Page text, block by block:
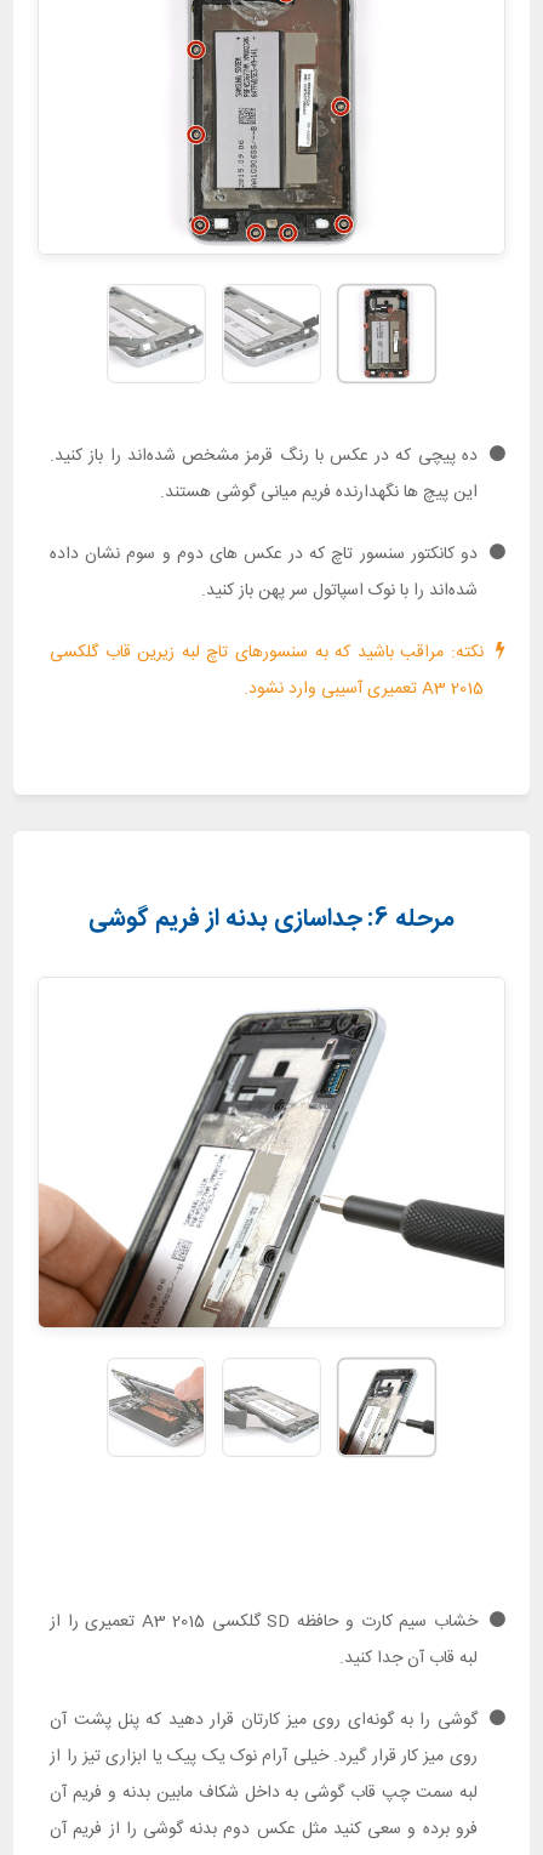
ده پیچی که در عکس با رنگ قرمز مشخص شده‌اند را باز کنید.
این پیچ ها نگهدارنده فریم میانی گوشی هستند.
دو کانکتور سنسور تاچ که در عکس های دوم و سوم نشان داده
شده‌اند را با نوک اسپاتول سر پهن باز کنید.
نکته: مراقب باشید که به سنسورهای تاچ لبه زیرین قاب گلکسی
A3 2015 تعمیری آسیبی وارد نشود.
مرحله 6: جداسازی بدنه از فریم گوشی
خشاب سیم کارت و حافظه SD گلکسی A3 2015 تعمیری را از
لبه قاب آن جدا کنید.
گوشی را به گونه‌ای روی میز کارتان قرار دهید که پنل پشت آن
روی میز کار قرار گیرد. خیلی آرام نوک یک پیک یا ابزاری تیز را از
لبه سمت چپ قاب گوشی به داخل شکاف مابین بدنه و فریم آن
فرو برده و سعی کنید مثل عکس دوم بدنه گوشی را از فریم آن